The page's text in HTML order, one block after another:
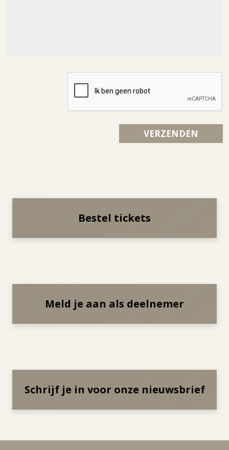
Bestel tickets
Meld je aan als deelnemer
Schrijf je in voor onze nieuwsbrief